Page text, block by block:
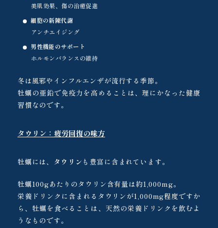
美肌効果、傷の治癒促進
細胞の新陳代謝
アンチエイジング
男性機能のサポート
ホルモンバランスの維持
冬は風邪やインフルエンザが流行する季節。
牡蠣の亜鉛で免疫力を高めることは、理にかなった健康
習慣なのです。
タウリン：疲労回復の味方
牡蠣には、 タウリン も豊富に含まれています。
牡蠣100gあたりのタウリン含有量は約1,000mg。
栄養ドリンクに含まれるタウリンが1,000mg程度ですか
ら、牡蠣を食べることは、天然の栄養ドリンクを飲むよ
うなものです。